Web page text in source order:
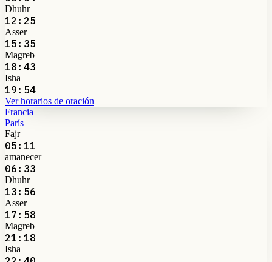
Dhuhr
12:25
Asser
15:35
Magreb
18:43
Isha
19:54
Ver horarios de oración
Francia
París
Fajr
05:11
amanecer
06:33
Dhuhr
13:56
Asser
17:58
Magreb
21:18
Isha